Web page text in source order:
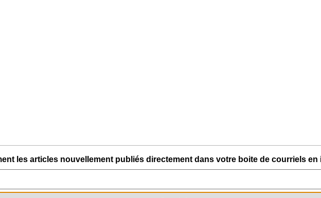
les articles nouvellement publiés directement dans votre boite de courriels